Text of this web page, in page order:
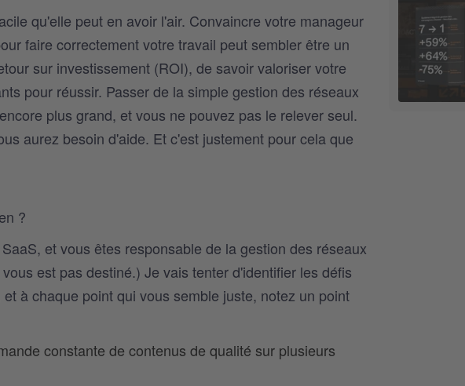
qu'elle peut en avoir l'air. Convaincre votre manageur
faire correctement votre travail peut sembler être un
sur investissement (ROI), de savoir valoriser votre
pour réussir. Passer de la simple gestion des réseaux
plus grand, et vous ne pouvez pas le relever seul.
aurez besoin d'aide. Et c'est justement pour cela que
?
et vous êtes responsable de la gestion des réseaux
est pas destiné.) Je vais tenter d'identifier les défis
à chaque point qui vous semble juste, notez un point
constante de contenus de qualité sur plusieurs